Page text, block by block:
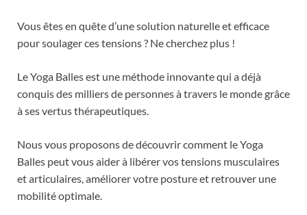
Vous êtes en quête d’une solution naturelle et efficace
pour soulager ces tensions ? Ne cherchez plus !
Le Yoga Balles est une méthode innovante qui a déjà
conquis des milliers de personnes à travers le monde grâce
à ses vertus thérapeutiques.
Nous vous proposons de découvrir comment le Yoga
Balles peut vous aider à libérer vos tensions musculaires
et articulaires, améliorer votre posture et retrouver une
mobilité optimale.